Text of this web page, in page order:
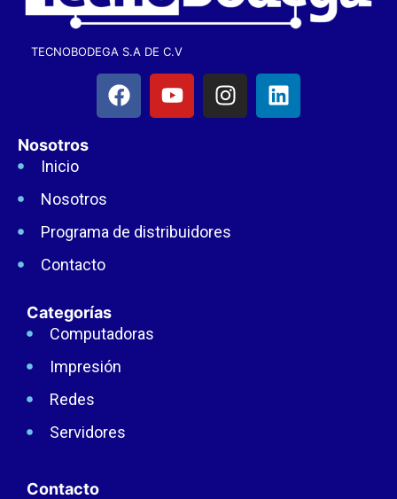
TECNOBODEGA S.A DE C.V
Nosotros
Inicio
Nosotros
Programa de distribuidores
Contacto
Categorías
Computadoras
Impresión
Redes
Servidores
Contacto